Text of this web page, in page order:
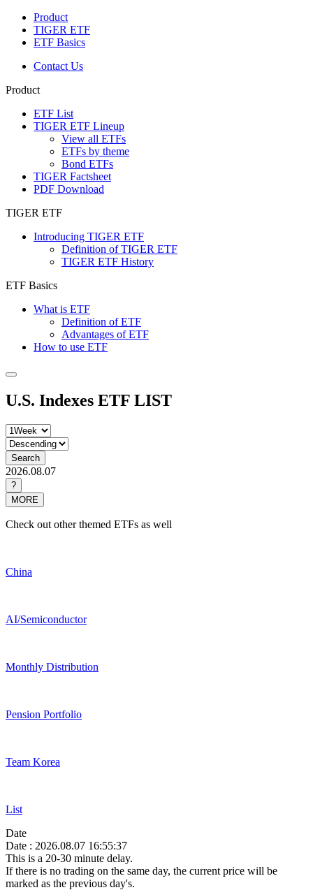
Product
TIGER ETF
ETF Basics
Contact Us
Product
ETF List
TIGER ETF Lineup
View all ETFs
ETFs by theme
Bond ETFs
TIGER Factsheet
PDF Download
TIGER ETF
Introducing TIGER ETF
Definition of TIGER ETF
TIGER ETF History
ETF Basics
What is ETF
Definition of ETF
Advantages of ETF
How to use ETF
U.S. Indexes ETF LIST
Search
2026.08.07
?
MORE
Check out other themed ETFs as well
China
AI/Semiconductor
Monthly Distribution
Pension Portfolio
Team Korea
List
Date
Date : 2026.08.07 16:55:37
This is a 20-30 minute delay.
If there is no trading on the same day, the current price will be
marked as the previous day's.